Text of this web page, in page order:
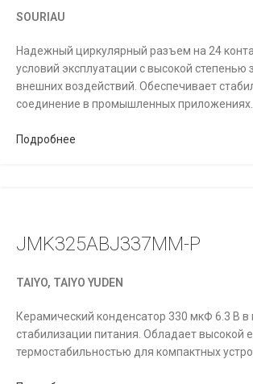
SOURIAU
Надежный циркулярный разъем на 24
условий эксплуатации с высокой степенью
внешних воздействий. Обеспечивает
соединение в промышленных приложениях.
Подробнее
JMK325ABJ337MM-P
TAIYO, TAIYO YUDEN
Керамический конденсатор 330 мкФ 6.3 В в
стабилизации питания. Обладает высокой
термостабильностью для компактных